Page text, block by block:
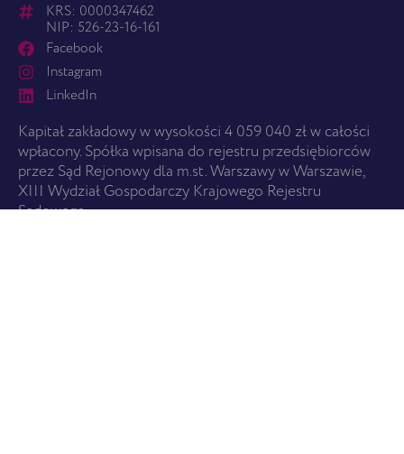
KRS: 0000347462
NIP: 526-23-16-161
Facebook
Instagram
LinkedIn
Kapitał zakładowy w wysokości 4 059 040 zł w całości
wpłacony. Spółka wpisana do rejestru przedsiębiorców
przez Sąd Rejonowy dla m.st. Warszawy w Warszawie,
XIII Wydział Gospodarczy Krajowego Rejestru
Sądowego.